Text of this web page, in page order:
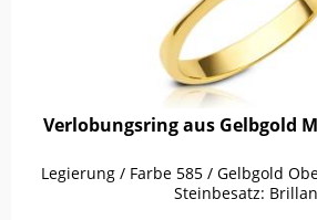
Verlobungsring aus Gelbgold
Legierung / Farbe 585 / Gelbgold
Steinbesatz: